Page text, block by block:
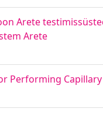
Arete
Arete
Performing